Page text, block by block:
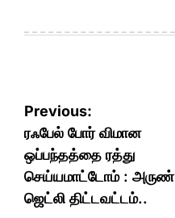
Post
navigation
Previous:
ரஃபேல் போர் விமான
ஒப்பந்தத்தை ரத்து
செய்யமாட்டோம் : அருண்
ஜெட்லி திட்டவட்டம்..